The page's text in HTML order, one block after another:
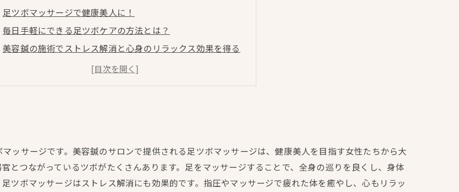
足ツボマッサージで健康美人に！
毎日手軽にできる足ツボケアの方法とは？
美容鍼の施術でストレス解消と心身のリラックス効果を得る
忙しい日常でも簡単にできる足のむくみ解消方法は？
ッサージです。美容鍼のサロンで提供される足ツボマッサージは、健康美人を目指す女性たちから大
とつながっているツボがたくさんあります。足をマッサージすることで、全身の巡りを良くし、身体
ツボマッサージはストレス解消にも効果的です。指圧やマッサージで疲れた体を癒やし、心もリラッ